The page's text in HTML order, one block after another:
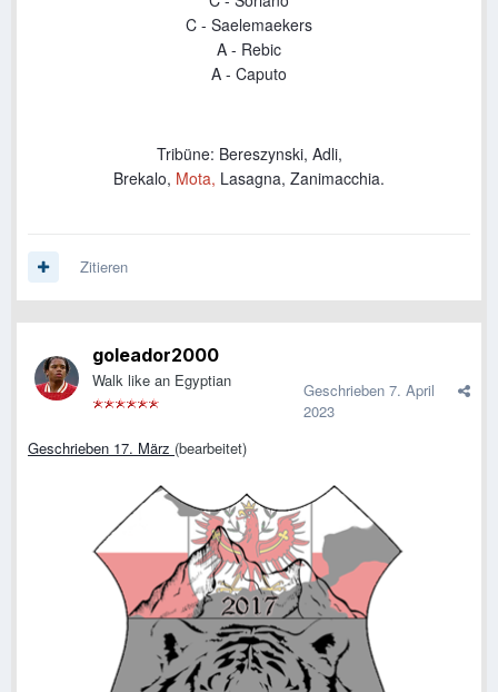
C - Saelemaekers
A - Rebic
A - Caputo
Tribüne: Bereszynski, Adli,
Brekalo, Mota, Lasagna, Zanimacchia.
Zitieren
goleador2000
Walk like an Egyptian Geschrieben 7. April
2023
Geschrieben 17. März (bearbeitet)